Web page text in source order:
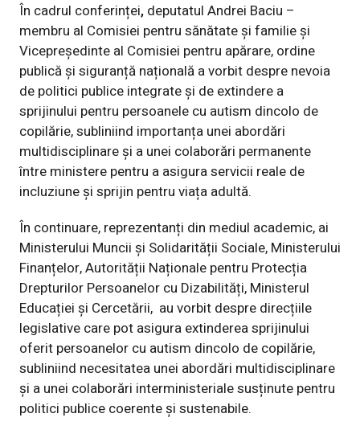
În cadrul conferinței, deputatul Andrei Baciu –
membru al Comisiei pentru sănătate și familie și
Vicepreședinte al Comisiei pentru apărare, ordine
publică și siguranță națională a vorbit despre nevoia
de politici publice integrate și de extindere a
sprijinului pentru persoanele cu autism dincolo de
copilărie, subliniind importanța unei abordări
multidisciplinare și a unei colaborări permanente
între ministere pentru a asigura servicii reale de
incluziune și sprijin pentru viața adultă.
În continuare, reprezentanți din mediul academic, ai
Ministerului Muncii și Solidarității Sociale, Ministerului
Finanțelor, Autorității Naționale pentru Protecția
Drepturilor Persoanelor cu Dizabilități, Ministerul
Educației și Cercetării, au vorbit despre direcțiile
legislative care pot asigura extinderea sprijinului
oferit persoanelor cu autism dincolo de copilărie,
subliniind necesitatea unei abordări multidisciplinare
și a unei colaborări interministeriale susținute pentru
politici publice coerente și sustenabile.